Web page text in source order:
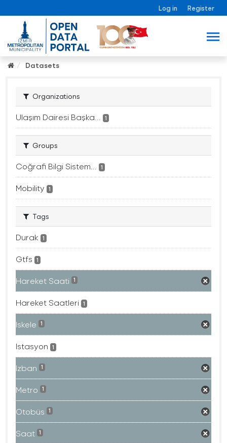
Log in Register
Datasets
Organizations
Ulaşım Dairesi Başka... 1
Groups
Coğrafi Bilgi Sistem... 1
Mobility 1
Tags
Durak 1
Gtfs 1
Hareket Saati 1
Hareket Saatleri 1
Iskele 1
Istasyon 1
Izban 1
Metro 1
Otobüs 1
Saat 1